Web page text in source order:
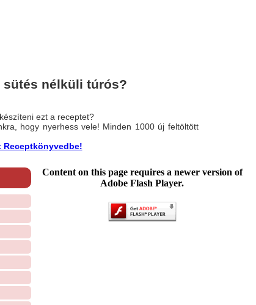
sütés nélküli túrós?
ezt a receptet?
hogy nyerhess vele! Minden 1000 új feltöltött
Content on this page requires a newer version of
Adobe Flash Player.